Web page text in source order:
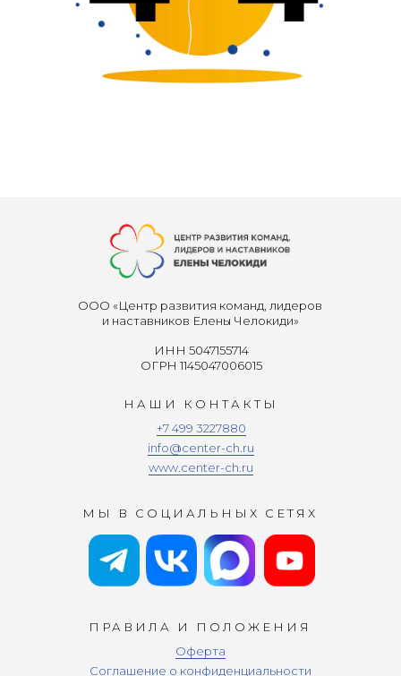
+7 499 3227880
info@center-ch.ru
www.center-ch.ru
МЫ В СОЦИАЛЬНЫХ СЕТЯХ
ПРАВИЛА И ПОЛОЖЕНИЯ
НАШИ КОНТАКТЫ
ИНН 5047155714
ОГРН 1145047006015
Оферта
Соглашение о конфиденциальности
ООО «Центр развития команд, лидеров
и наставников Елены Челокиди»